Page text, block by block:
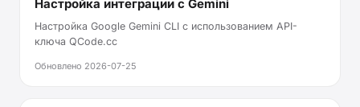
Настройка интеграции с Gemini
Настройка Google Gemini CLI с использованием API-
ключа QCode.cc
Обновлено 2026-07-25